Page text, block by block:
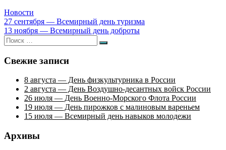
Новости
Навигация
по
записям
27 сентября — Всемирный день туризма
13 ноября — Всемирный день доброты
Искать:
Поиск
Свежие записи
8 августа — День физкультурника в России
2 августа — День Воздушно-десантных войск России
26 июля — День Военно-Морского Флота России
19 июля — День пирожков с малиновым вареньем
15 июля — Всемирный день навыков молодежи
Архивы